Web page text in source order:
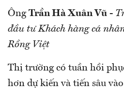
Ông Trần Hà Xuân Vũ -
đầu tư Khách hàng cá
Rồng Việt
Thị trường có tuần hồi
hơn dự kiến và tiến sâu